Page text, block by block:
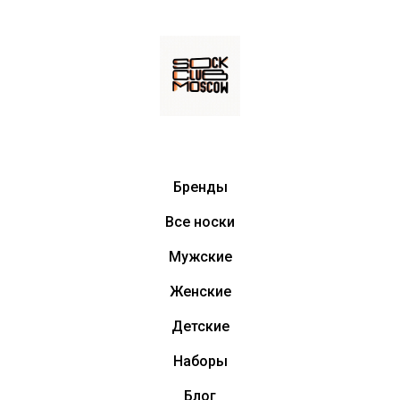
Бренды
Все носки
Мужские
Женские
Детские
Наборы
Блог